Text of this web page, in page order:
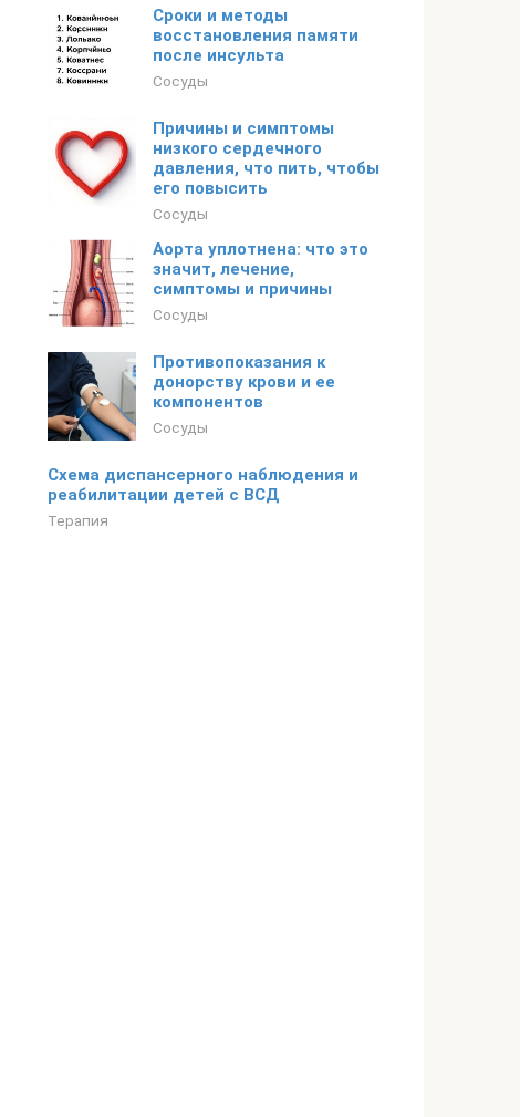
Сроки и методы
восстановления памяти
после инсульта
Сосуды
Причины и симптомы
низкого сердечного
давления, что пить, чтобы
его повысить
Сосуды
Аорта уплотнена: что это
значит, лечение,
симптомы и причины
Сосуды
Противопоказания к
донорству крови и ее
компонентов
Сосуды
Схема диспансерного наблюдения и
реабилитации детей с ВСД
Терапия